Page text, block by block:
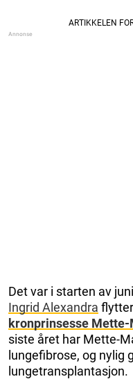
Det var i starten av
Ingrid Alexandra
kronprinsesse
siste året har Mette-
lungefibrose, og nylig
lungetransplantasjon.